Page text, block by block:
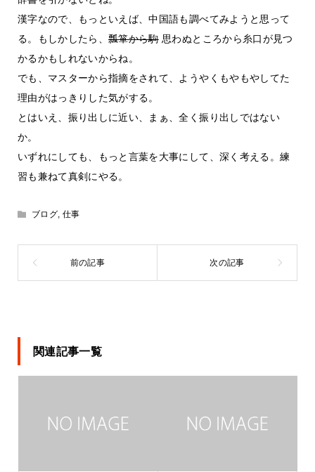
漢字なので、もっといえば、中国語も調べてみようと思って
る。もしかしたら、瓢箪から駒思わぬところから糸口が見つ
かるかもしれないからね。
でも、マスターから指摘をされて、ようやくもやもやしてた
理由がはっきりした気がする。
とはいえ、振り出しに近い、まぁ、全く振り出しではない
か。
いずれにしても、もっと言葉を大事にして、深く考える。練
習も兼ねて真剣にやる。
ブログ, 仕事
関連記事一覧